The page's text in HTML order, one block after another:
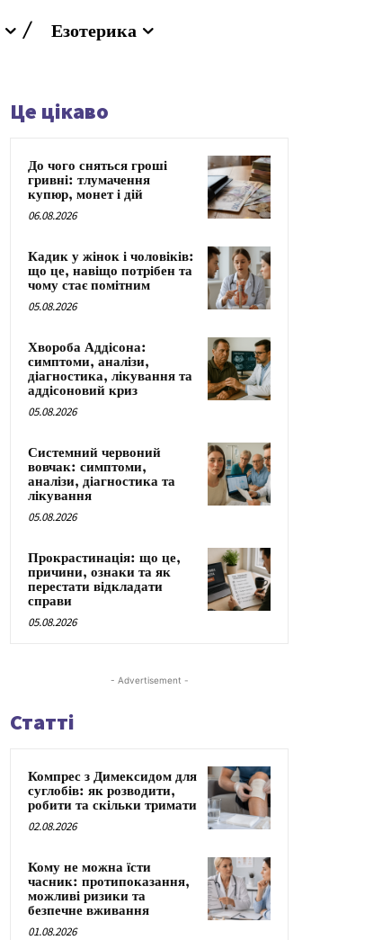
Езотерика
Це цікаво
До чого сняться гроші
гривні: тлумачення
купюр, монет і дій
06.08.2026
Кадик у жінок і чоловіків:
що це, навіщо потрібен та
чому стає помітним
05.08.2026
Хвороба Аддісона:
симптоми, аналізи,
діагностика, лікування та
аддісоновий криз
05.08.2026
Системний червоний
вовчак: симптоми,
аналізи, діагностика та
лікування
05.08.2026
Прокрастинація: що це,
причини, ознаки та як
перестати відкладати
справи
05.08.2026
- Advertisement -
Статті
Компрес з Димексидом для
суглобів: як розводити,
робити та скільки тримати
02.08.2026
Кому не можна їсти
часник: протипоказання,
можливі ризики та
безпечне вживання
01.08.2026